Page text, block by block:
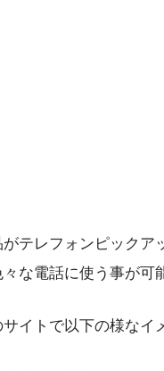
テレフォンピックア
な電話に使う事が可
サイトで以下の様なイ